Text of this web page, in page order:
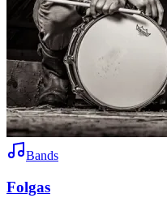
Bands
Folgas